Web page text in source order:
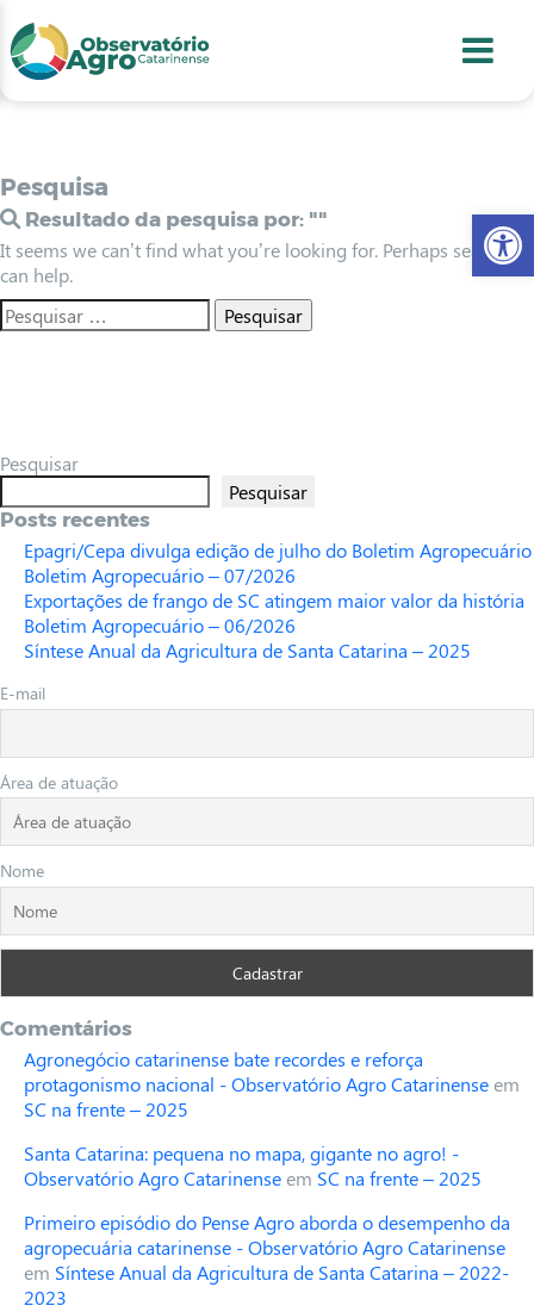
2
3
4
Pesquisa
Resultado da pesquisa por: ""
It seems we can’t find what you’re looking for. Perhaps searching
can help.
Pesquisar
Pesquisar
Posts recentes
Epagri/Cepa divulga edição de julho do Boletim Agropecuário
Boletim Agropecuário – 07/2026
Exportações de frango de SC atingem maior valor da história
Boletim Agropecuário – 06/2026
Síntese Anual da Agricultura de Santa Catarina – 2025
E-mail
Área de atuação
Nome
Comentários
Agronegócio catarinense bate recordes e reforça
protagonismo nacional - Observatório Agro Catarinenseem
SC na frente – 2025
Santa Catarina: pequena no mapa, gigante no agro! -
Observatório Agro Catarinenseem SC na frente – 2025
Primeiro episódio do Pense Agro aborda o desempenho da
agropecuária catarinense - Observatório Agro Catarinense
em Síntese Anual da Agricultura de Santa Catarina – 2022-
2023